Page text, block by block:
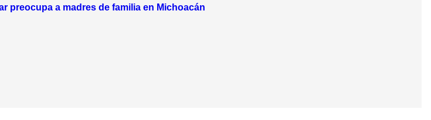
preocupa a madres de familia en Michoacán